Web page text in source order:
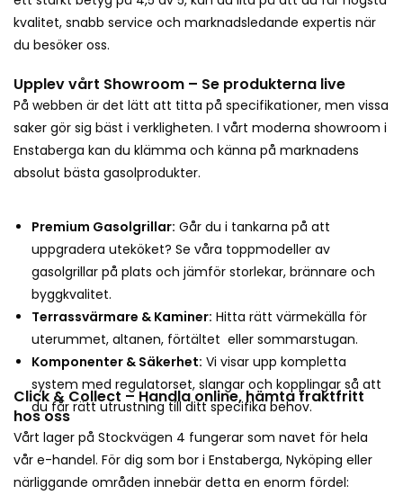
kvalitet, snabb service och marknadsledande expertis när
du besöker oss.
Upplev vårt Showroom – Se produkterna live
På webben är det lätt att titta på specifikationer, men vissa
saker gör sig bäst i verkligheten. I vårt moderna showroom i
Enstaberga kan du klämma och känna på marknadens
absolut bästa gasolprodukter.
Premium Gasolgrillar: Går du i tankarna på att
uppgradera uteköket? Se våra toppmodeller av
gasolgrillar på plats och jämför storlekar, brännare och
byggkvalitet.
Terrassvärmare & Kaminer: Hitta rätt värmekälla för
uterummet, altanen, förtältet eller sommarstugan.
Komponenter & Säkerhet: Vi visar upp kompletta
system med regulatorset, slangar och kopplingar så att
du får rätt utrustning till ditt specifika behov.
Click & Collect – Handla online, hämta fraktfritt
hos oss
Vårt lager på Stockvägen 4 fungerar som navet för hela
vår e-handel. För dig som bor i Enstaberga, Nyköping eller
närliggande områden innebär detta en enorm fördel: